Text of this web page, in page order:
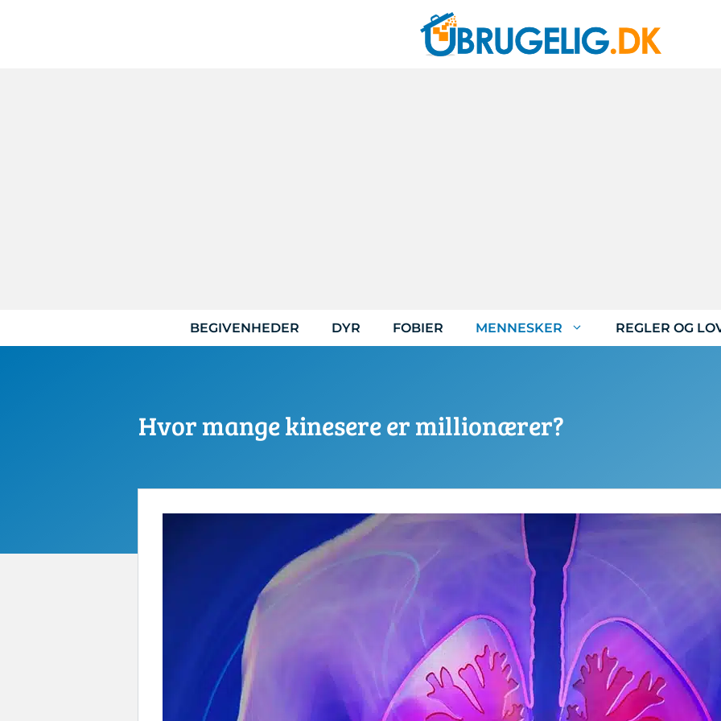
BEGIVENHEDER DYR FOBIER MENNESKER REGLER OG
Hvor mange kinesere er millionærer?